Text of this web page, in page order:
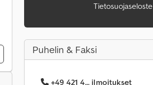
Tietosuojaseloste
Puhelin & Faksi
+49 421 4... ilmoitukset